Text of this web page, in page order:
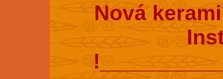
Nová